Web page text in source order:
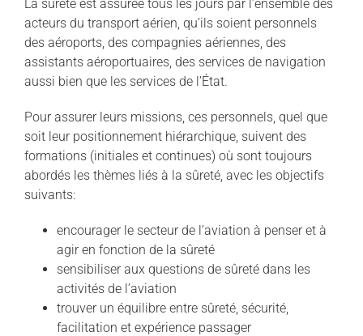
La sûreté est assurée tous les jours par l’ensemble des
acteurs du transport aérien, qu’ils soient personnels
des aéroports, des compagnies aériennes, des
assistants aéroportuaires, des services de navigation
aussi bien que les services de l’État.
Pour assurer leurs missions, ces personnels, quel que
soit leur positionnement hiérarchique, suivent des
formations (initiales et continues) où sont toujours
abordés les thèmes liés à la sûreté, avec les objectifs
suivants:
encourager le secteur de l’aviation à penser et à
agir en fonction de la sûreté
sensibiliser aux questions de sûreté dans les
activités de l’aviation
trouver un équilibre entre sûreté, sécurité,
facilitation et expérience passager